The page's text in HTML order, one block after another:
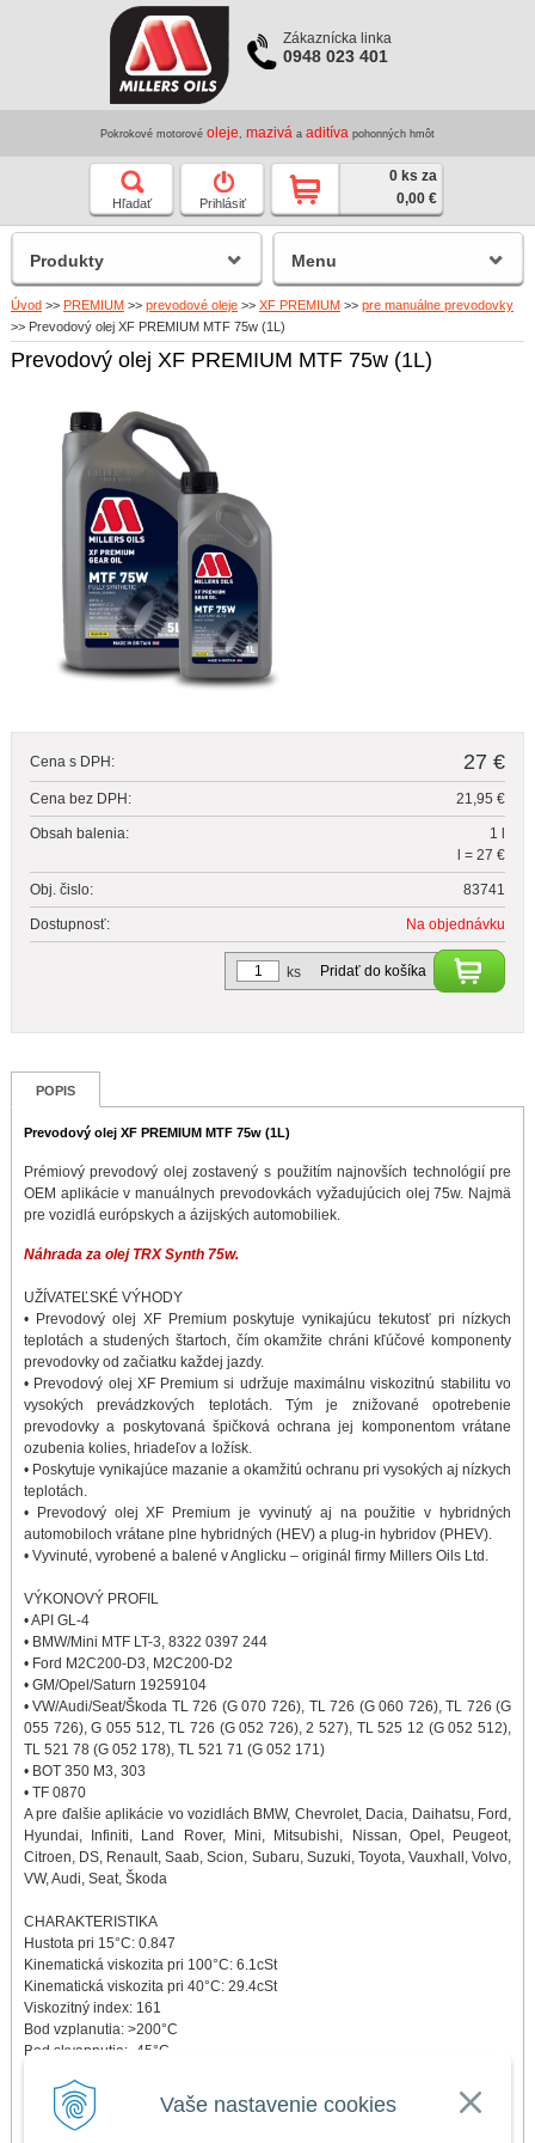
Vaše nastavenie cookies
Zákaznícka linka
0948 023 401
Pokrokové motorové oleje mazivá a aditíva pohonných hmôt
Hľadať Prihlásiť
0 ks za
0,00 €
Úvod >> PREMIUM >> prevodové oleje >> XF PREMIUM >> pre manuálne prevodovky
>> Prevodový olej XF PREMIUM MTF 75w (1L)
Prevodový olej XF PREMIUM MTF 75w (1L)
Cena s DPH: 27 €
Cena bez DPH: 21,95 €
Obsah balenia:
1 l
l = 27 €
Obj. čislo: 83741
Dostupnosť: Na objednávku
Pridať do košíka
ks
POPIS
Prevodový olej XF PREMIUM MTF 75w (1L)
Prémiový prevodový olej zostavený s použitím najnovších technológií pre
OEM aplikácie v manuálnych prevodovkách vyžadujúcich olej 75w. Najmä
pre vozidlá európskych a ázijských automobiliek.
Náhrada za olej TRX Synth 75w.
UŽÍVATEĽSKÉ VÝHODY
• Prevodový olej XF Premium poskytuje vynikajúcu tekutosť pri nízkych
teplotách a studených štartoch, čím okamžite chráni kľúčové komponenty
prevodovky od začiatku každej jazdy.
• Prevodový olej XF Premium si udržuje maximálnu viskozitnú stabilitu vo
vysokých prevádzkových teplotách. Tým je znižované opotrebenie
prevodovky a poskytovaná špičková ochrana jej komponentom vrátane
ozubenia kolies, hriadeľov a ložísk.
• Poskytuje vynikajúce mazanie a okamžitú ochranu pri vysokých aj nízkych
teplotách.
• Prevodový olej XF Premium je vyvinutý aj na použitie v hybridných
automobiloch vrátane plne hybridných (HEV) a plug-in hybridov (PHEV).
• Vyvinuté, vyrobené a balené v Anglicku – originál firmy Millers Oils Ltd.
VÝKONOVÝ PROFIL
• API GL-4
• BMW/Mini MTF LT-3, 8322 0397 244
• Ford M2C200-D3, M2C200-D2
• GM/Opel/Saturn 19259104
• VW/Audi/Seat/Škoda TL 726 (G 070 726), TL 726 (G 060 726), TL 726 (G
055 726), G 055 512, TL 726 (G 052 726), 2 527), TL 525 12 (G 052 512),
TL 521 78 (G 052 178), TL 521 71 (G 052 171)
• BOT 350 M3, 303
• TF 0870
A pre ďalšie aplikácie vo vozidlách BMW, Chevrolet, Dacia, Daihatsu, Ford,
Hyundai, Infiniti, Land Rover, Mini, Mitsubishi, Nissan, Opel, Peugeot,
Citroen, DS, Renault, Saab, Scion, Subaru, Suzuki, Toyota, Vauxhall, Volvo,
VW, Audi, Seat, Škoda
CHARAKTERISTIKA
Hustota pri 15°C: 0.847
Kinematická viskozita pri 100°C: 6.1cSt
Kinematická viskozita pri 40°C: 29.4cSt
Viskozitný index: 161
Bod vzplanutia: >200°C
Bod skvapnutia: -45°C
STIAHNUŤ BEZPEČNOSTNÝ LIST
Produkty Menu